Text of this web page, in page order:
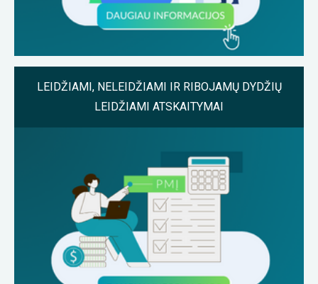
LEIDŽIAMI, NELEIDŽIAMI IR RIBOJAMŲ DYDŽIŲ
LEIDŽIAMI ATSKAITYMAI